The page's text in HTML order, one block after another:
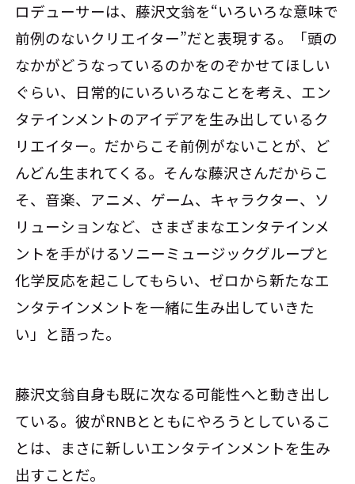
ロデューサーは、藤沢文翁を“いろいろな意味で
前例のないクリエイター”だと表現する。「頭の
なかがどうなっているのかをのぞかせてほしい
ぐらい、日常的にいろいろなことを考え、エン
タテインメントのアイデアを生み出しているク
リエイター。だからこそ前例がないことが、ど
んどん生まれてくる。そんな藤沢さんだからこ
そ、音楽、アニメ、ゲーム、キャラクター、ソ
リューションなど、さまざまなエンタテインメ
ントを手がけるソニーミュージックグループと
化学反応を起こしてもらい、ゼロから新たなエ
ンタテインメントを一緒に生み出していきた
い」と語った。
藤沢文翁自身も既に次なる可能性へと動き出し
ている。彼がRNBとともにやろうとしているこ
とは、まさに新しいエンタテインメントを生み
出すことだ。